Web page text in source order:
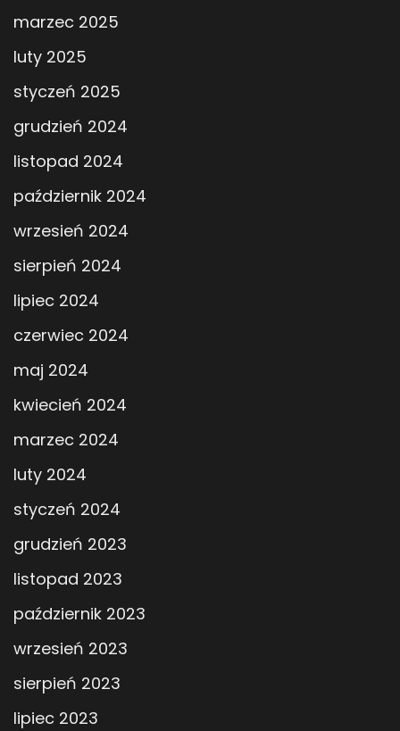
marzec 2025
luty 2025
styczeń 2025
grudzień 2024
listopad 2024
październik 2024
wrzesień 2024
sierpień 2024
lipiec 2024
czerwiec 2024
maj 2024
kwiecień 2024
marzec 2024
luty 2024
styczeń 2024
grudzień 2023
listopad 2023
październik 2023
wrzesień 2023
sierpień 2023
lipiec 2023